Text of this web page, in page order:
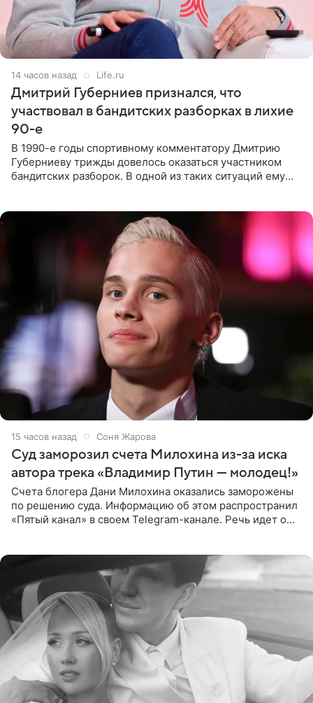
14 часов назад Life.ru
Дмитрий Губерниев признался, что
участвовал в бандитских разборках в лихие
90-е
В 1990-е годы спортивному комментатору Дмитрию
Губерниеву трижды довелось оказаться участником
бандитских разборок. В одной из таких ситуаций ему
15 часов назад Соня Жарова
Суд заморозил счета Милохина из-за иска
автора трека «Владимир Путин — молодец!»
Счета блогера Дани Милохина оказались заморожены
по решению суда. Информацию об этом распространил
«Пятый канал» в своем Telegram-канале. Речь идет о